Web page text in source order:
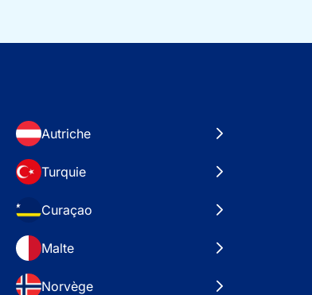
Autriche
Turquie
Curaçao
Malte
Norvège